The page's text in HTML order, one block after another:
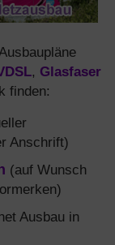
, Glasfaser
finden:
Anschrift)
(auf Wunsch
Ausbau in